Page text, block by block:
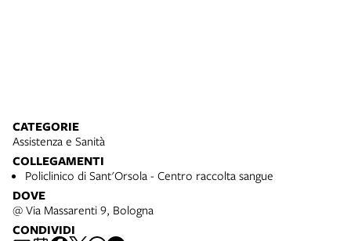
CATEGORIE
Assistenza e Sanità
COLLEGAMENTI
Policlinico di Sant'Orsola - Centro raccolta sangue
DOVE
@ Via Massarenti 9, Bologna
CONDIVIDI